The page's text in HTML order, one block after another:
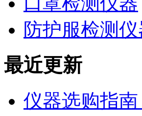
防护服检测仪
最近更新
仪器选购指